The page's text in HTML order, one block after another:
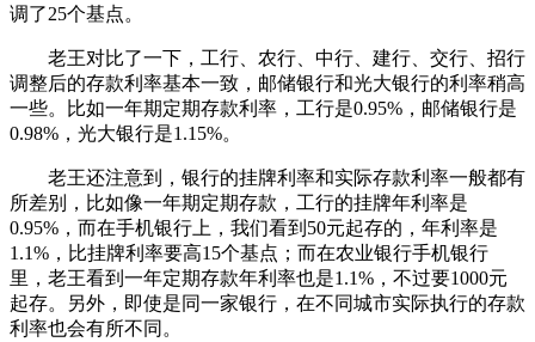
调了25个基点。
老王对比了一下，工行、农行、中行、建行、交行、招行
调整后的存款利率基本一致，邮储银行和光大银行的利率稍高
一些。比如一年期定期存款利率，工行是0.95%，邮储银行是
0.98%，光大银行是1.15%。
老王还注意到，银行的挂牌利率和实际存款利率一般都有
所差别，比如像一年期定期存款，工行的挂牌年利率是
0.95%，而在手机银行上，我们看到50元起存的，年利率是
1.1%，比挂牌利率要高15个基点；而在农业银行手机银行
里，老王看到一年定期存款年利率也是1.1%，不过要1000元
起存。另外，即使是同一家银行，在不同城市实际执行的存款
利率也会有所不同。